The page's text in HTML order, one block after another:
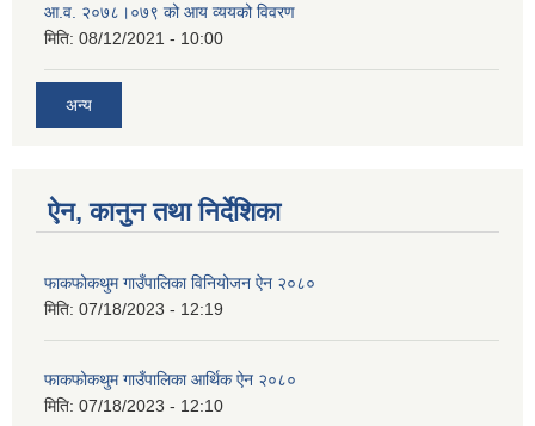
आ.व. २०७८।०७९ को आय व्ययको विवरण
मिति: 08/12/2021 - 10:00
अन्य
ऐन, कानुन तथा निर्देशिका
फाकफोकथुम गाउँपालिका विनियोजन ऐन २०८०
मिति: 07/18/2023 - 12:19
फाकफोकथुम गाउँपालिका आर्थिक ऐन २०८०
मिति: 07/18/2023 - 12:10